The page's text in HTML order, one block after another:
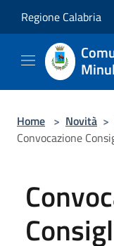
Regione Calabria
Home > Novità >
Convocazione